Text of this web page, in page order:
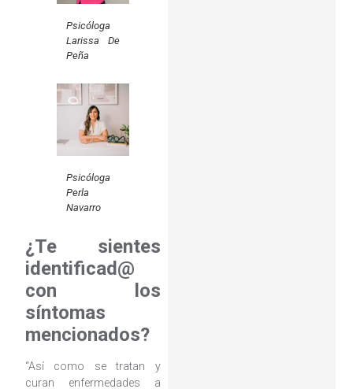
Psicóloga
Larissa De
Peña
Psicóloga
Perla
Navarro
¿Te sientes
identificad@
con los
síntomas
mencionados?
“Así como se tratan y
curan enfermedades a